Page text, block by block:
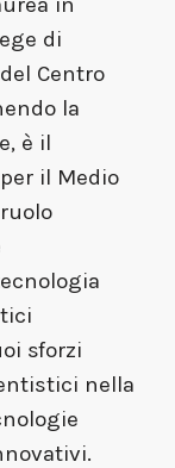
di
Centro
la
è il
il Medio
sforzi
nella